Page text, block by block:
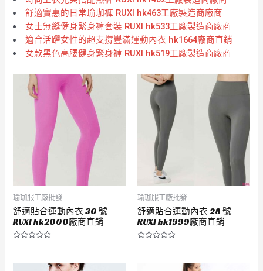
舒適實惠的日常瑜珈褲 RUXI hk463工廠製造商廠商
女士無縫健身緊身褲套裝 RUXI hk533工廠製造商廠商
適合活躍女性的超支撐豐滿運動內衣 hk1664廠商直銷
女款黑色高腰健身緊身褲 RUXI hk519工廠製造商廠商
瑜珈服工廠批發
舒適貼合運動內衣 30 號
RUXI hk2000廠商直銷
瑜珈服工廠批發
舒適貼合運動內衣 28 號
RUXI hk1999廠商直銷